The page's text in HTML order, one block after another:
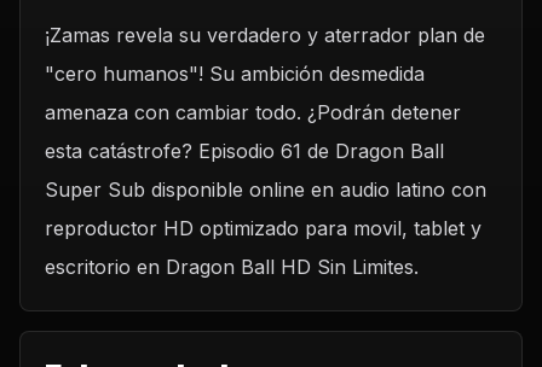
¡Zamas revela su verdadero y aterrador plan de
"cero humanos"! Su ambición desmedida
amenaza con cambiar todo. ¿Podrán detener
esta catástrofe? Episodio 61 de Dragon Ball
Super Sub disponible online en audio latino con
reproductor HD optimizado para movil, tablet y
escritorio en Dragon Ball HD Sin Limites.